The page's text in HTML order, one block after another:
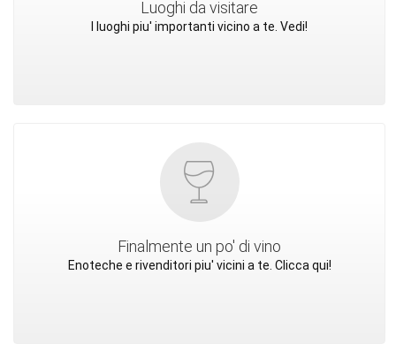
Luoghi da visitare
I luoghi piu' importanti vicino a te. Vedi!
Finalmente un po' di vino
Enoteche e rivenditori piu' vicini a te. Clicca qui!